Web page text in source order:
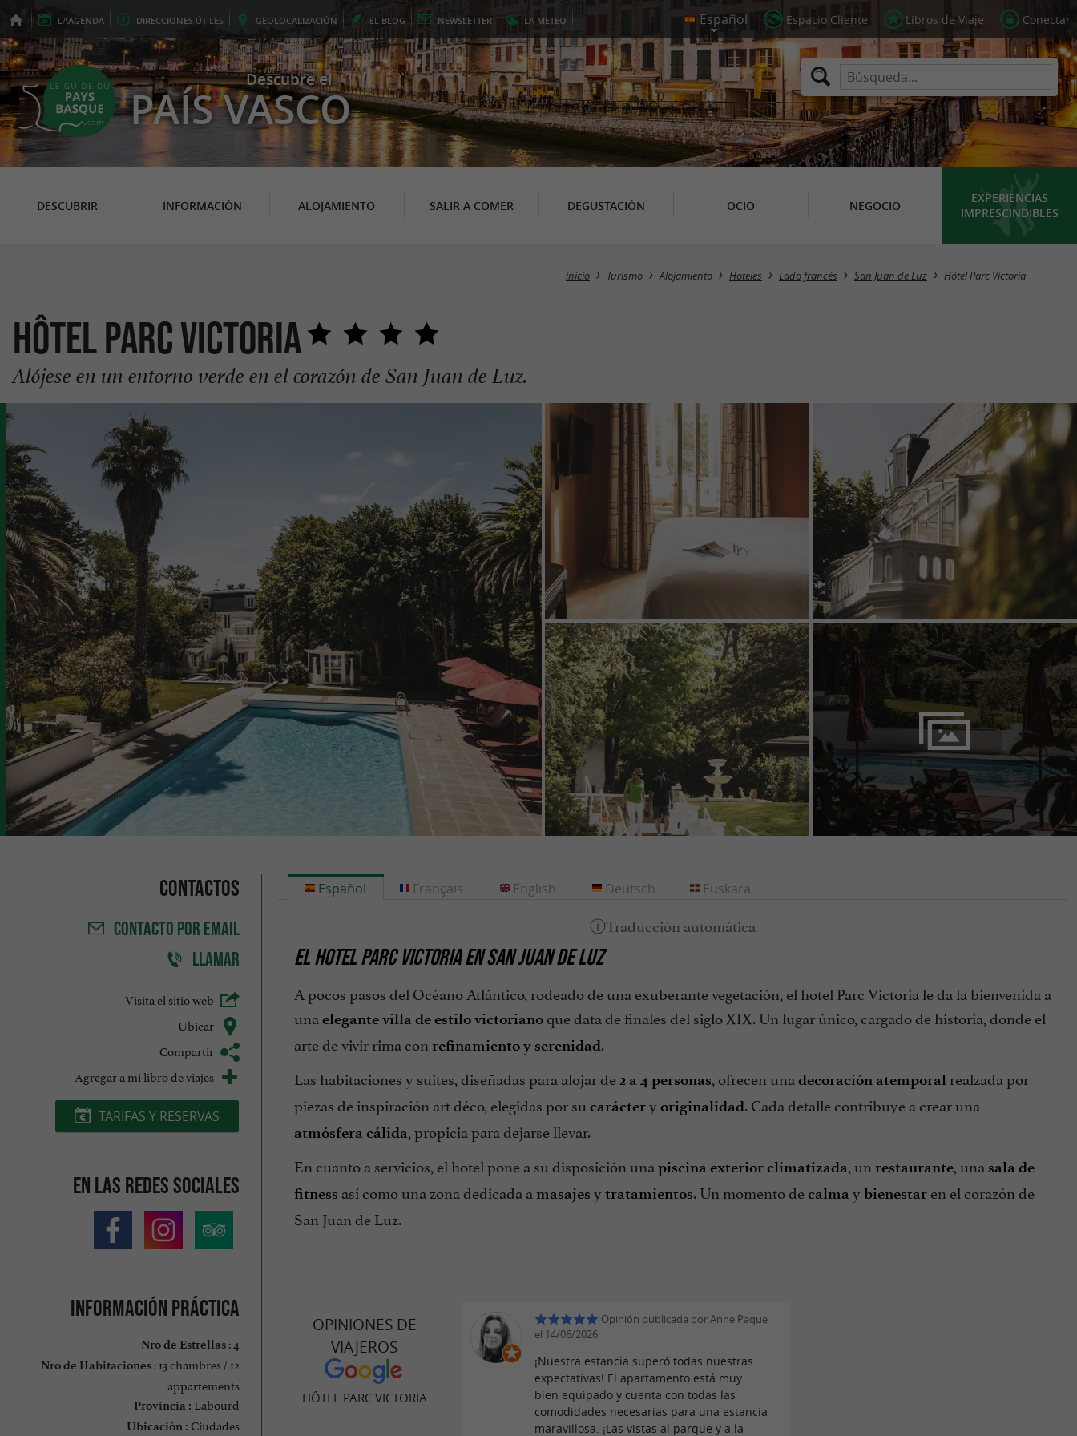
LAAGENDA DIRECCIONES ÚTILES GEOLOCALIZACIÓN EL BLOG NEWSLETTER LA METEO Espacio Cliente Libros de Viaje Conectar
Descubre el
PAÍS VASCO
DESCUBRIR INFORMACIÓN ALOJAMIENTO SALIR A COMER DEGUSTACIÓN OCIO NEGOCIO
EXPERIENCIAS
IMPRESCINDIBLES
inicio Turismo Alojamiento Hoteles Lado francés San Juan de Luz Hôtel Parc Victoria
Hôtel Parc Victoria
Alójese en un entorno verde en el corazón de San Juan de Luz.
Contactos
CONTACTO POR EMAIL
LLAMAR
Visita el sitio web
Ubicar
Compartir
Agregar a mi libro de viajes
TARIFAS Y RESERVAS
En las redes sociales
Información práctica
Nro de Estrellas: 4
Nro de Habitaciones: 13 chambres / 12
appartements
Provincia : Labourd
Ubicación : Ciudades
Español
EL HOTEL PARC VICTORIA EN SAN JUAN DE LUZ
A pocos pasos del Océano Atlántico, rodeado de una exuberante vegetación, el hotel Parc Victoria le da la bienvenida a
una elegante villa de estilo victorianoque data de finales del siglo XIX. Un lugar único, cargado de historia, donde el
arte de vivir rima con refinamiento y serenidad.
Las habitaciones y suites, diseñadas para alojar de2 a 4 personas, ofrecen una decoración atemporal realzada por
piezas de inspiración art déco, elegidas por su caráctery originalidad. Cada detalle contribuye a crear una
atmósfera cálida, propicia para dejarse llevar.
En cuanto a servicios, el hotel pone a su disposición una piscina exterior climatizada, un restaurante, una sala de
fitness así como una zona dedicada a masajes y tratamientos. Un momento decalma y bienestaren el corazón de
San Juan de Luz.
Français English Deutsch Euskara
OPINIONES DE
VIAJEROS
HÔTEL PARC VICTORIA
Opinión publicada por Anne Paque
el 14/06/2026
¡Nuestra estancia superó todas nuestras
expectativas! El apartamento está muy
bien equipado y cuenta con todas las
comodidades necesarias para una estancia
maravillosa. ¡Las vistas al parque y a la